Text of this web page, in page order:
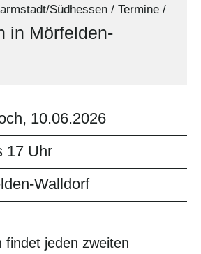
Südhessen / Termine /
in Mörfelden-
10.06.2026
17 Uhr
Walldorf
findet jeden zweiten